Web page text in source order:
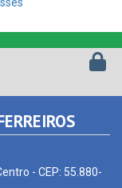
a partir das